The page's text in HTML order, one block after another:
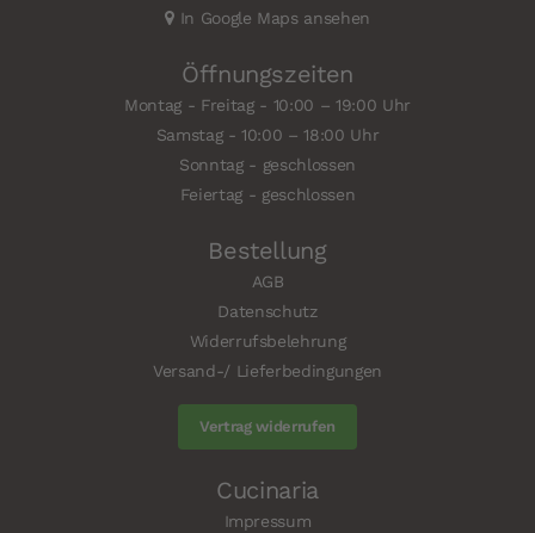
In Google Maps ansehen
Öffnungszeiten
Montag - Freitag - 10:00 – 19:00 Uhr
Samstag - 10:00 – 18:00 Uhr
Sonntag - geschlossen
Feiertag - geschlossen
Bestellung
AGB
Datenschutz
Widerrufsbelehrung
Versand-/ Lieferbedingungen
Vertrag widerrufen
Cucinaria
Impressum